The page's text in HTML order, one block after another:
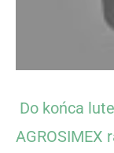
Do końca
AGROSIMEX